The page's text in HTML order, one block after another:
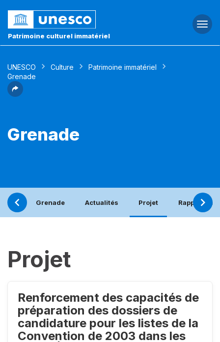
Patrimoine culturel immatériel
UNESCO Culture
Patrimoine immatériel
Grenade
Grenade
Grenade Actualités Projet Rapport
Projet
Renforcement des capacités de
préparation des dossiers de
candidature pour les listes de la
Convention de 2003 dans les